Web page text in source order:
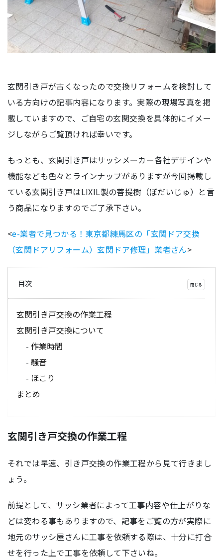
玄関引き戸が古くなったので交換リフォームを検討して
いる方向けの記事内容になります。実際の現場写真を掲
載していますので、ご自宅の玄関交換を具体的にイメー
ジしながらご覧頂ければ幸いです。
もっとも、玄関引き戸はサッシメーカー各社デザインや
機能なども色々とラインナップがありますが今回掲載し
ている玄関引き戸はLIXIL製の菩提樹（ぼだいじゅ）と言
う商品になりますのでご了承下さい。
<e-業者で見つかる！東京都練馬区の「玄関ドア交換
（玄関ドアリフォーム）玄関ドア修理」業者さん>
目次
玄関引き戸交換の作業工程
玄関引き戸交換について
作業時間
騒音
ほこり
まとめ
玄関引き戸交換の作業工程
それでは早速、引き戸交換の作業工程から見て行きまし
ょう。
前提として、サッシ業者によって工事内容や仕上がりな
どは変わる事もありますので、記事をご覧の方が実際に
地元のサッシ屋さんに工事を依頼する際は、十分に打合
せを行った上で工事を依頼して下さいね。